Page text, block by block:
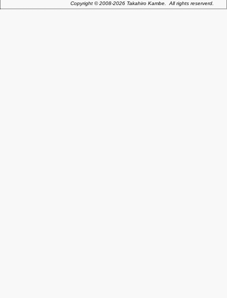
Copyright © 2008-2026 Takahiro Kambe. All rights reserverd.